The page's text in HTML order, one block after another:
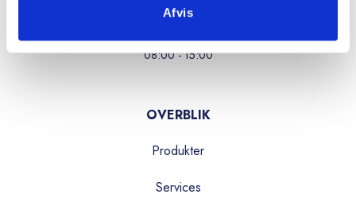
Afvis
08:00 - 15:00
OVERBLIK
Produkter
Services